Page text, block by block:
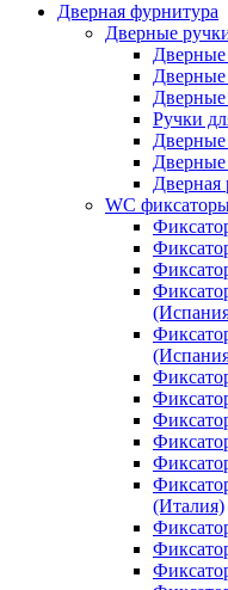
Дверная фурнитура
Дверные
Дверные
Дверные
Дверные
Ручки
Дверная
WC
(Италия)